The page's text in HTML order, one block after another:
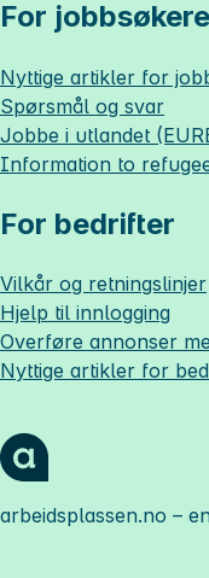
For jobbsøkere
Nyttige artikler for
Spørsmål og svar
Jobbe i utlandet
Information to
For bedrifter
Vilkår og retningslinjer
Hjelp til innlogging
Overføre annonser
Nyttige artikler for
arbeidsplassen.no –